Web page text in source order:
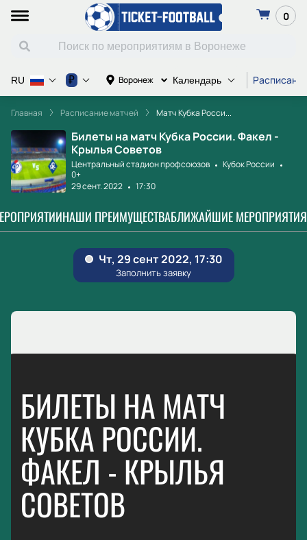
0
Воронеж Календарь
RU ₽
Главная Расписание матчей Матч Кубка Росси...
Билеты на матч Кубка России. Факел -
Крылья Советов
Центральный стадион профсоюзов
Кубок России
0+
29 сент. 2022
17:30
НАШИ ПРЕИМУЩЕСТВАБЛИЖАЙШИЕ МЕРОПРИЯТИЯ
БИЛЕТЫ НА МАТЧ
КУБКА РОССИИ.
ФАКЕЛ - КРЫЛЬЯ
СОВЕТОВ